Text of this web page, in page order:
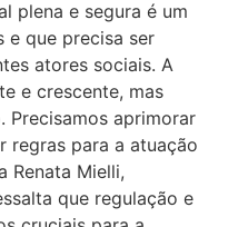
plena e segura é um
e que precisa ser
atores sociais. A
e crescente, mas
Precisamos aprimorar
regras para a atuação
Renata Mielli,
que regulação e